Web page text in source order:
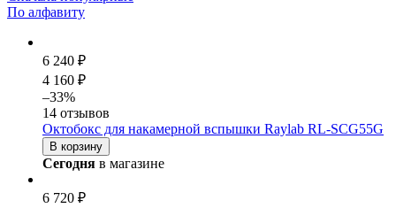
По алфавиту
6 240 ₽
4 160 ₽
–33%
14 отзывов
Октобокс для накамерной вспышки Raylab RL-SCG55G
В корзину
Сегодня в магазине
6 720 ₽